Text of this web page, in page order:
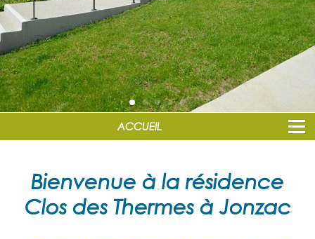
ACCUEIL
Bienvenue à la résidence
Clos des Thermes à Jonzac